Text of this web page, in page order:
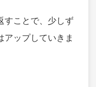
すことで、少しず
アップしていきま